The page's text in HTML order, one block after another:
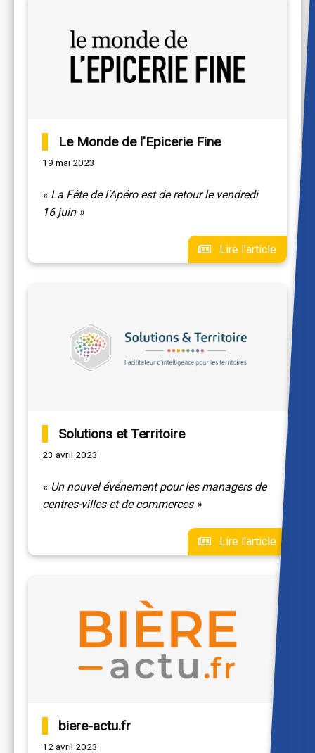
Le Monde de l'Epicerie Fine
19 mai 2023
« La Fête de l'Apéro est de retour le vendredi
16 juin »
Lire l'article
Solutions et Territoire
23 avril 2023
« Un nouvel événement pour les managers de
centres-villes et de commerces »
Lire l'article
biere-actu.fr
12 avril 2023